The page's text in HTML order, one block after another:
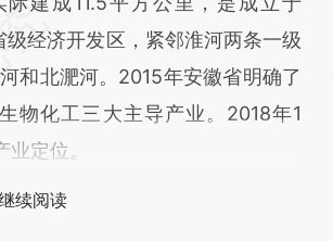
经济开发区，紧邻淮河两条一级
和北淝河。2015年安徽省明确了
物化工三大主导产业。2018年1
定位。
续阅读